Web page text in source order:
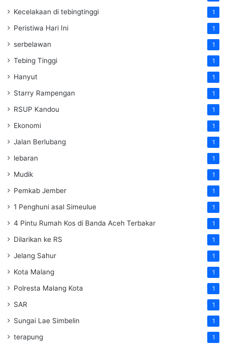
Kecelakaan di tebingtinggi 1
Peristiwa Hari Ini 1
serbelawan 1
Tebing Tinggi 1
Hanyut 1
Starry Rampengan 1
RSUP Kandou 1
Ekonomi 1
Jalan Berlubang 1
lebaran 1
Mudik 1
Pemkab Jember 1
1 Penghuni asal Simeulue 1
4 Pintu Rumah Kos di Banda Aceh Terbakar 1
Dilarikan ke RS 1
Jelang Sahur 1
Kota Malang 1
Polresta Malang Kota 1
SAR 1
Sungai Lae Simbelin 1
terapung 1